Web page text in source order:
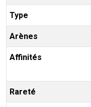
Type
Arènes
Affinités
Rareté